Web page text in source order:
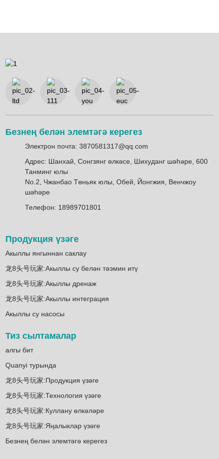
Безнең белән элемтәгә керегез
Электрон почта: 3870581317@qq.com
Адрес: Шанхай, Сонгзянг өлкәсе, Шихуданг шәһәре, 600
Танминг юлы
No.2, Чжанбао Төньяк юлы, Обей, Йонгжия, Венчжоу
шәһәре
Телефон: 18989701801
Продукция үзәге
Акыллы янгыннан саклау
龙8头号玩家:Акыллы су белән тәэмин итү
龙8头号玩家:Акыллы дренаж
龙8头号玩家:Акыллы интеграция
Акыллы су насосы
Тиз сылтамалар
алгы бит
Quanyi турында
龙8头号玩家:Продукция үзәге
龙8头号玩家:Технология үзәге
龙8头号玩家:Куллану өлкәләре
龙8头号玩家:Яңалыклар үзәге
Безнең белән элемтәгә керегез